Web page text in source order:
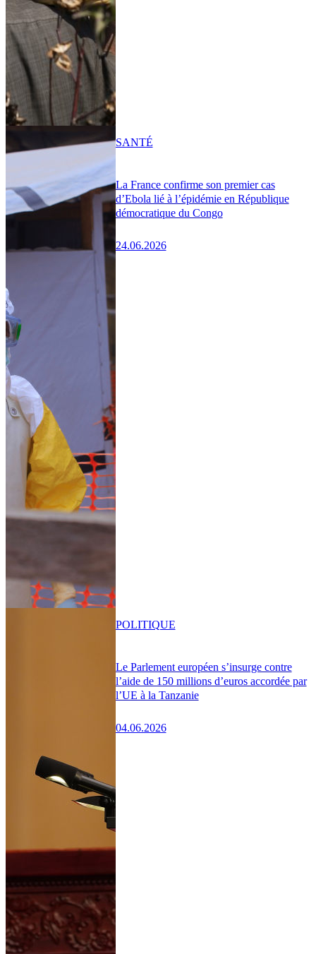
La France confirme son premier cas
d’Ebola lié à l’épidémie en République
démocratique du Congo
24.06.2026
SANTÉ
Le Parlement européen s’insurge contre
l’aide de 150 millions d’euros accordée par
l’UE à la Tanzanie
04.06.2026
POLITIQUE